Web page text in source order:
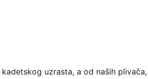
uzrasta, a od naših